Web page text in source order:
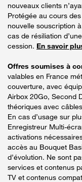
nouveaux clients
Protégée au cours
nouvelle souscription
cas de résiliation
cession. En savoir
Offres soumises à
valables en France
couverture, avec
Airbox 20Go, Second
théoriques avec
En cas d’usage sur
Enregistreur Multi-
activations
accès au Bouquet
d’évolution. Ne sont
services et contenus
TV et contenus